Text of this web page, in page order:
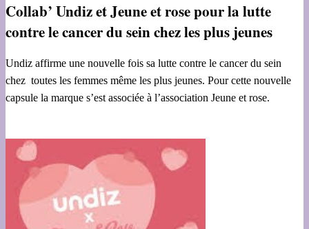
Collab’ Undiz et Jeune et rose pour la lutte
contre le cancer du sein chez les plus jeunes
Undiz affirme une nouvelle fois sa lutte contre le cancer du sein
chez toutes les femmes même les plus jeunes. Pour cette nouvelle
capsule la marque s’est associée à l’association Jeune et rose.